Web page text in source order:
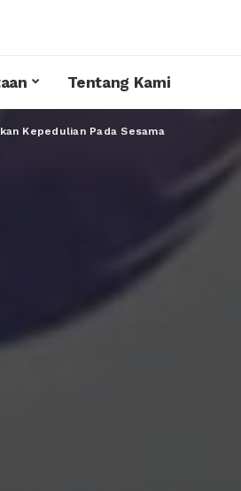
Tentang Kami
Kepedulian Pada Sesama